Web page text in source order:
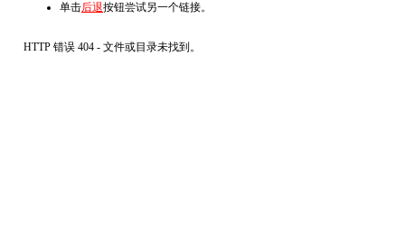
单击后退按钮尝试另一个链接。
HTTP 错误 404 - 文件或目录未找到。